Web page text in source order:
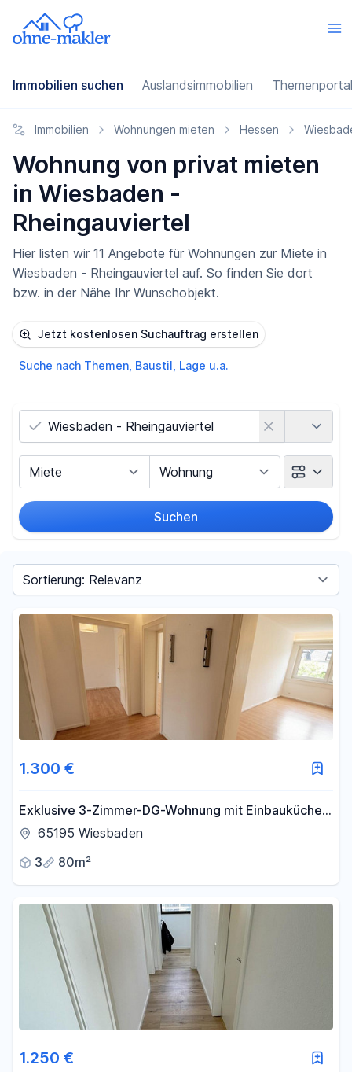
Immobilien suchen Auslandsimmobilien
Immobilien Wohnungen mieten Hessen
Wohnung von privat mieten
in Wiesbaden -
Rheingauviertel
Hier listen wir 11 Angebote für Wohnungen zur Miete in
Wiesbaden - Rheingauviertel auf. So finden Sie dort
bzw. in der Nähe Ihr Wunschobjekt.
Jetzt kostenlosen Suchauftrag erstellen
Suche nach Themen, Baustil, Lage u.a.
Suchen
€
Filter für Preis zurücksetzen
Sortieren nach
1.300 €
Exklusive 3-Zimmer-DG-Wohnung mit Einbauküche
in Wiesbaden
65195 Wiesbaden
3
80m²
1.250 €